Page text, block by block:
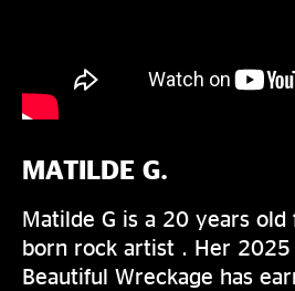
MATILDE G.
Matilde G is a 20 years old
born rock artist . Her 2025
Beautiful Wreckage has